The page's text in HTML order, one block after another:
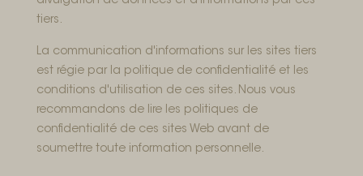
tiers.
La communication d'informations sur les sites tiers
est régie par la politique de confidentialité et les
conditions d'utilisation de ces sites. Nous vous
recommandons de lire les politiques de
confidentialité de ces sites Web avant de
soumettre toute information personnelle.